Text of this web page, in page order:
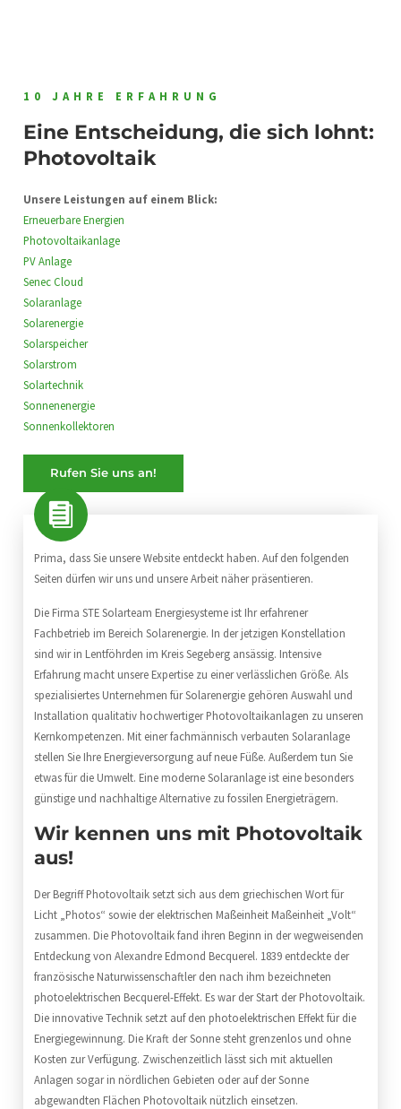
10 JAHRE ERFAHRUNG
Eine Entscheidung, die sich lohnt:
Photovoltaik
Unsere Leistungen auf einem Blick:
Erneuerbare Energien
Photovoltaikanlage
PV Anlage
Senec Cloud
Solaranlage
Solarenergie
Solarspeicher
Solarstrom
Solartechnik
Sonnenenergie
Sonnenkollektoren
Rufen Sie uns an!
Prima, dass Sie unsere Website entdeckt haben. Auf den folgenden
Seiten dürfen wir uns und unsere Arbeit näher präsentieren.
Die Firma STE Solarteam Energiesysteme ist Ihr erfahrener
Fachbetrieb im Bereich Solarenergie. In der jetzigen Konstellation
sind wir in Lentföhrden im Kreis Segeberg ansässig. Intensive
Erfahrung macht unsere Expertise zu einer verlässlichen Größe. Als
spezialisiertes Unternehmen für Solarenergie gehören Auswahl und
Installation qualitativ hochwertiger Photovoltaikanlagen zu unseren
Kernkompetenzen. Mit einer fachmännisch verbauten Solaranlage
stellen Sie Ihre Energieversorgung auf neue Füße. Außerdem tun Sie
etwas für die Umwelt. Eine moderne Solaranlage ist eine besonders
günstige und nachhaltige Alternative zu fossilen Energieträgern.
Wir kennen uns mit Photovoltaik
aus!
Der Begriff Photovoltaik setzt sich aus dem griechischen Wort für
Licht „Photos“ sowie der elektrischen Maßeinheit Maßeinheit „Volt“
zusammen. Die Photovoltaik fand ihren Beginn in der wegweisenden
Entdeckung von Alexandre Edmond Becquerel. 1839 entdeckte der
französische Naturwissenschaftler den nach ihm bezeichneten
photoelektrischen Becquerel-Effekt. Es war der Start der Photovoltaik.
Die innovative Technik setzt auf den photoelektrischen Effekt für die
Energiegewinnung. Die Kraft der Sonne steht grenzenlos und ohne
Kosten zur Verfügung. Zwischenzeitlich lässt sich mit aktuellen
Anlagen sogar in nördlichen Gebieten oder auf der Sonne
abgewandten Flächen Photovoltaik nützlich einsetzen.